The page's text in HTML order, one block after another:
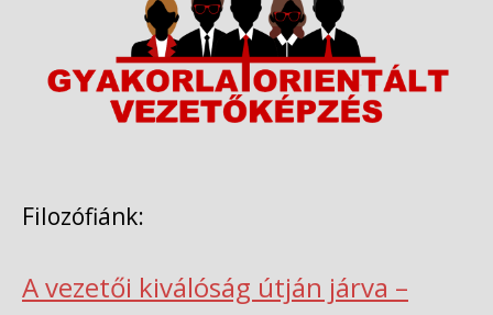
Filozófiánk:
A vezetői kiválóság útján járva –